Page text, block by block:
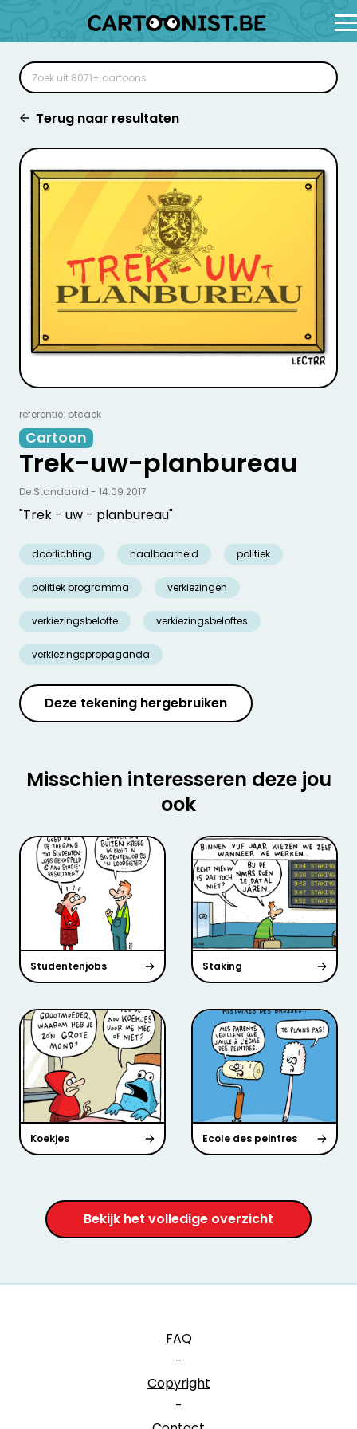
Terug naar resultaten
referentie: ptcaek
Cartoon
Trek-uw-planbureau
"Trek - uw - planbureau"
doorlichting haalbaarheid politiek
politiek programma verkiezingen
verkiezingsbelofte verkiezingsbeloftes
verkiezingspropaganda
De Standaard - 14.09.2017
Deze tekening hergebruiken
Misschien interesseren deze jou
ook
Studentenjobs Staking
Koekjes Ecole des peintres
Bekijk het volledige overzicht
FAQ
-
Copyright
-